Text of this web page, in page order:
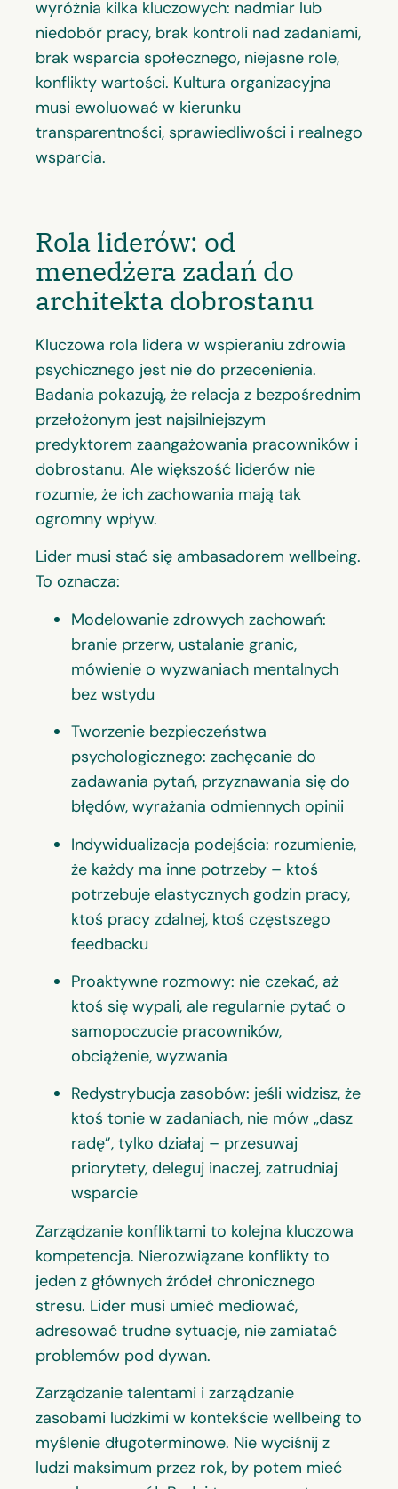
wyróżnia kilka kluczowych: nadmiar lub
niedobór pracy, brak kontroli nad zadaniami,
brak wsparcia społecznego, niejasne role,
konflikty wartości. Kultura organizacyjna
musi ewoluować w kierunku
transparentności, sprawiedliwości i realnego
wsparcia.
Rola liderów: od
menedżera zadań do
architekta dobrostanu
Kluczowa rola lidera w wspieraniu zdrowia
psychicznego jest nie do przecenienia.
Badania pokazują, że relacja z bezpośrednim
przełożonym jest najsilniejszym
predyktorem zaangażowania pracowników i
dobrostanu. Ale większość liderów nie
rozumie, że ich zachowania mają tak
ogromny wpływ.
Lider musi stać się ambasadorem wellbeing.
To oznacza:
Modelowanie zdrowych zachowań:
branie przerw, ustalanie granic,
mówienie o wyzwaniach mentalnych
bez wstydu
Tworzenie bezpieczeństwa
psychologicznego: zachęcanie do
zadawania pytań, przyznawania się do
błędów, wyrażania odmiennych opinii
Indywidualizacja podejścia: rozumienie,
że każdy ma inne potrzeby – ktoś
potrzebuje elastycznych godzin pracy,
ktoś pracy zdalnej, ktoś częstszego
feedbacku
Proaktywne rozmowy: nie czekać, aż
ktoś się wypali, ale regularnie pytać o
samopoczucie pracowników,
obciążenie, wyzwania
Redystrybucja zasobów: jeśli widzisz, że
ktoś tonie w zadaniach, nie mów „dasz
radę”, tylko działaj – przesuwaj
priorytety, deleguj inaczej, zatrudniaj
wsparcie
Zarządzanie konfliktami to kolejna kluczowa
kompetencja. Nierozwiązane konflikty to
jeden z głównych źródeł chronicznego
stresu. Lider musi umieć mediować,
adresować trudne sytuacje, nie zamiatać
problemów pod dywan.
Zarządzanie talentami i zarządzanie
zasobami ludzkimi w kontekście wellbeing to
myślenie długoterminowe. Nie wyciśnij z
ludzi maksimum przez rok, by potem mieć